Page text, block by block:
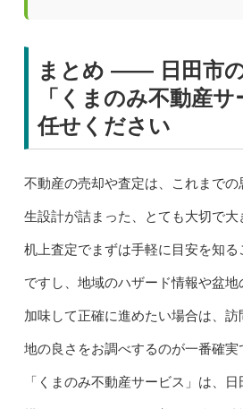
まとめ ―― 日田市
「くまのみ不動産
任せください
不動産の売却や査定は、これまでの
生設計が詰まった、とても大切で大
机上査定でまずは手軽に目安を知
ですし、地域のハザード情報や盆地
加味して正確に進めたい場合は、
地の良さをお調べするのが一番確実
「くまのみ不動産サービス」は、